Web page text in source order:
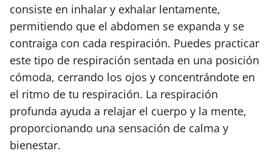
consiste en inhalar y exhalar lentamente,
permitiendo que el abdomen se expanda y se
contraiga con cada respiración. Puedes practicar
este tipo de respiración sentada en una posición
cómoda, cerrando los ojos y concentrándote en
el ritmo de tu respiración. La respiración
profunda ayuda a relajar el cuerpo y la mente,
proporcionando una sensación de calma y
bienestar.